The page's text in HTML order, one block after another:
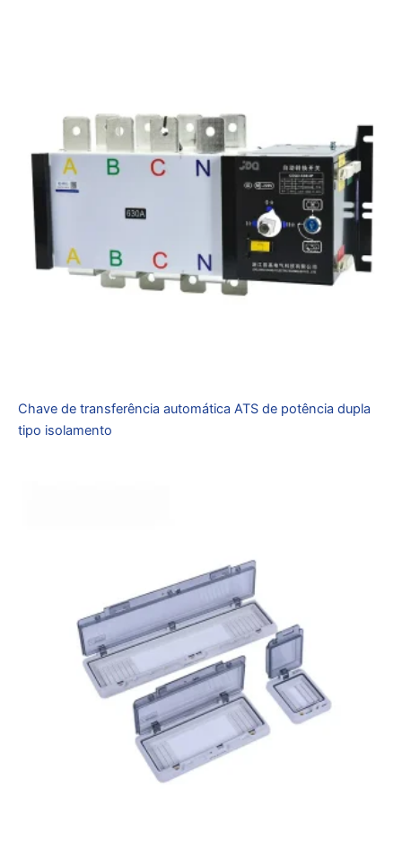
Chave de transferência automática ATS de potência dupla
tipo isolamento